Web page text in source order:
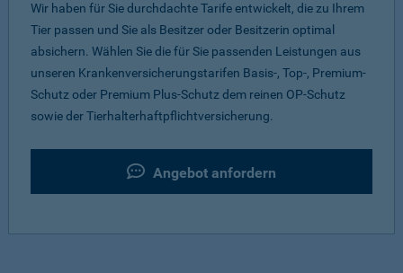
Wir haben für Sie durchdachte Tarife entwickelt, die zu Ihrem
Tier passen und Sie als Besitzer oder Besitzerin optimal
absichern. Wählen Sie die für Sie passenden Leistungen aus
unseren Krankenversicherungstarifen Basis-, Top-, Premium-
Schutz oder Premium Plus-Schutz dem reinen OP-Schutz
sowie der Tierhalterhaftpflichtversicherung.
Angebot anfordern